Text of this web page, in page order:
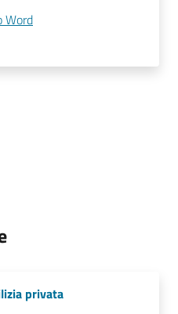
Word
privata